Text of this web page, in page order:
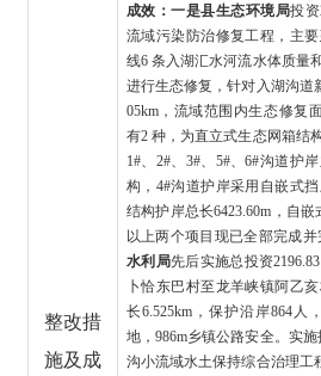
整改措
施及成
成效：一是县生态环境局投资
流域污染防治修复工程，主
线6 条入湖汇水河流水体质量
进行生态修复，针对入湖沟道
05km，流域范围内生态修复
有2 种，为直立式生态网箱结
1#、2#、3#、5#、6#沟道护
构，4#沟道护岸采用自嵌式
结构护岸总长6423.60m，自嵌
以上两个项目现已全部完成
水利局先后实施总投资
卜恰东巴村至龙羊峡镇阿乙
长6.525km，保护沿岸864人
地，986m乡镇公路安全。实
沟小流域水土保持综合治理工